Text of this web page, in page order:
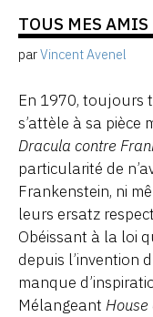
TOUS MES AMIS
parVincent Avenel
En 1970, toujours
s’attèle à sa pièce
Dracula contre
particularité de
Frankenstein, ni
leurs ersatz
Obéissant à la loi
depuis l’invention
manque
Mélangeant House